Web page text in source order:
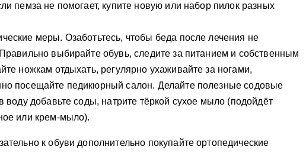
пемза не помогает, купите новую или набор пилок разных
меры. Озаботьтесь, чтобы беда после лечения не
выбирайте обувь, следите за питанием и собственным
ножкам отдыхать, регулярно ухаживайте за ногами,
посещайте педикюрный салон. Делайте полезные содовые
воду добавьте соды, натрите тёркой сухое мыло (подойдёт
или крем-мыло).
к обуви дополнительно покупайте ортопедические